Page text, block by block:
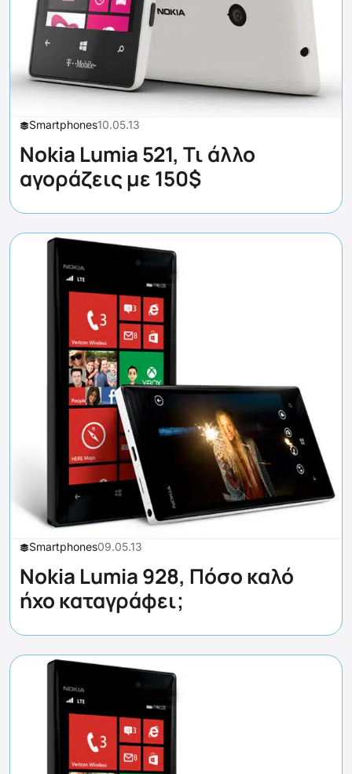
Smartphones10.05.13
Nokia Lumia 521, Τι άλλο
αγοράζεις με 150$
Smartphones09.05.13
Nokia Lumia 928, Πόσο καλό
ήχο καταγράφει;